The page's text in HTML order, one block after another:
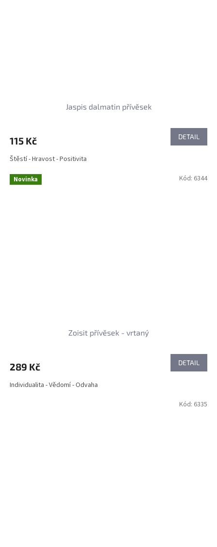
Jaspis dalmatin přívěsek
115 Kč DETAIL
Štěstí - Hravost - Positivita
Novinka
Zoisit přívěsek - vrtaný
289 Kč DETAIL
Individualita - Vědomí - Odvaha
Kód: 6344
Kód: 6335